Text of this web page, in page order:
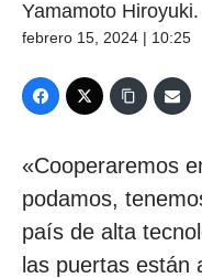
Yamamoto Hiroyuki.
febrero 15, 2024 | 10:25
«Cooperaremos
podamos,
país de alta
las puertas están